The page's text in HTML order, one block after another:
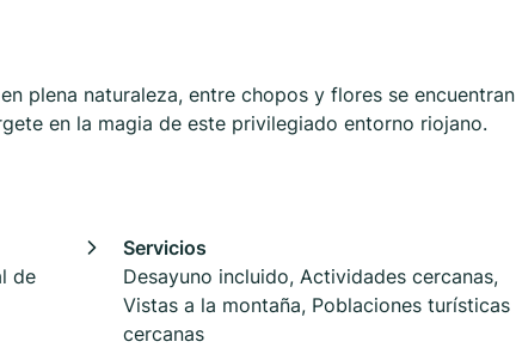
plena naturaleza, entre chopos y flores se encuentran
en la magia de este privilegiado entorno riojano.
de
Servicios
Desayuno incluido, Actividades cercanas,
Vistas a la montaña, Poblaciones turísticas
cercanas